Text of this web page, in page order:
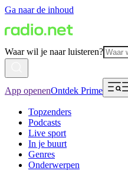
Ga naar de inhoud
Waar wil je naar luisteren?
App openenOntdek Prime
Topzenders
Podcasts
Live sport
In je buurt
Genres
Onderwerpen